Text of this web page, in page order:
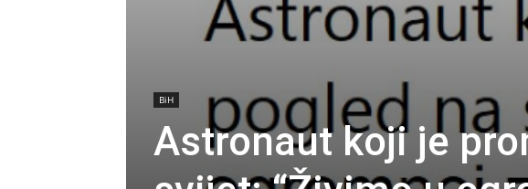
BiH
Astronaut koji je